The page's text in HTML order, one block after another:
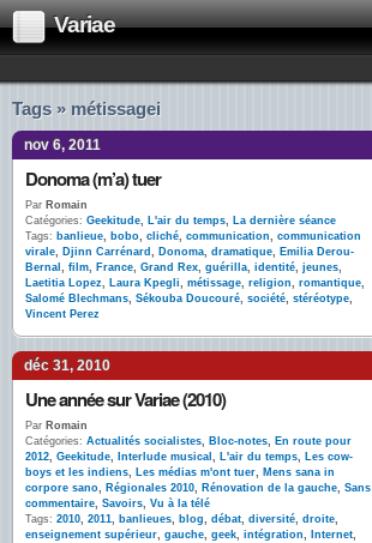
Variae
Tags » métissagei
nov 6, 2011
Donoma (m’a) tuer
Par Romain
Catégories: Geekitude, L'air du temps, La dernière séance
Tags: banlieue, bobo, cliché, communication, communication
virale, Djinn Carrénard , Donoma, dramatique, Emilia Derou-
Bernal , film, France, Grand Rex, guérilla, identité, jeunes,
Laetitia Lopez, Laura Kpegli, métissage, religion, romantique,
Salomé Blechmans, Sékouba Doucouré, société, stéréotype,
Vincent Perez
déc 31, 2010
Une année sur Variae (2010)
Par Romain
Catégories: Actualités socialistes, Bloc-notes, En route pour
2012, Geekitude, Interlude musical , L'air du temps, Les cow-
boys et les indiens, Les médias m'ont tuer, Mens sana in
corpore sano, Régionales 2010, Rénovation de la gauche, Sans
commentaire, Savoirs, Vu à la télé
Tags: 2010, 2011, banlieues, blog, débat, diversité, droite,
enseignement supérieur, gauche, geek, intégration, Internet,